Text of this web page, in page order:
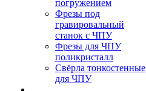
погружением
Фрезы под
гравировальный
станок с ЧПУ
Фрезы для ЧПУ
поликристалл
Свёрла тонкостенные
для ЧПУ